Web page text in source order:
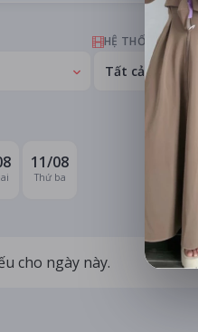
HỆ THỐNG RẠP
Tất cả hệ thống
11/08
Thứ ba
cho ngày này.